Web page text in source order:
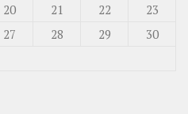
20 21 22
23
27 28 29
30